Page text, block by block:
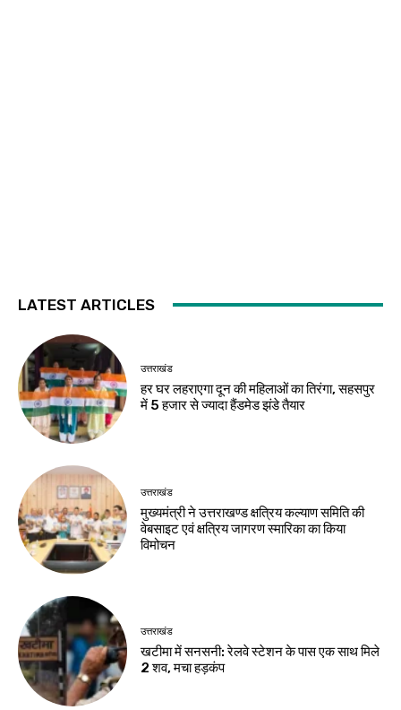
LATEST ARTICLES
उत्तराखंड
हर घर लहराएगा दून की महिलाओं का तिरंगा, सहसपुर
में 5 हजार से ज्यादा हैंडमेड झंडे तैयार
उत्तराखंड
मुख्यमंत्री ने उत्तराखण्ड क्षत्रिय कल्याण समिति की
वेबसाइट एवं क्षत्रिय जागरण स्मारिका का किया
विमोचन
उत्तराखंड
खटीमा में सनसनी: रेलवे स्टेशन के पास एक साथ मिले
2 शव, मचा हड़कंप